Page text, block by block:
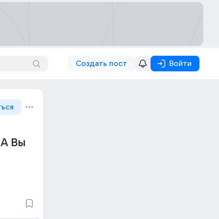
Создать пост Войти
А Вы